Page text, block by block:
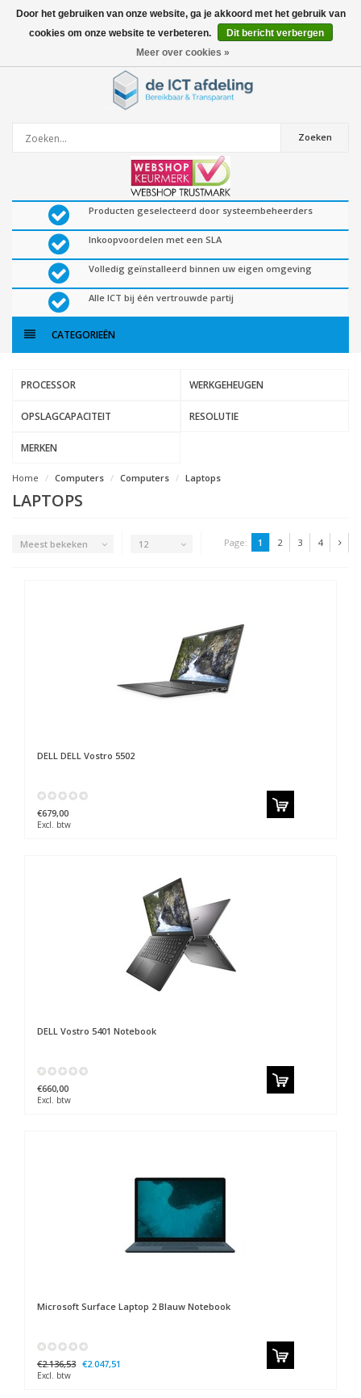
0artikelen
Zoeken
Producten geselecteerd door systeembeheerders
Inkoopvoordelen met een SLA
Volledig geïnstalleerd binnen uw eigen omgeving
Alle ICT bij één vertrouwde partij
CATEGORIEËN
PROCESSOR WERKGEHEUGEN
OPSLAGCAPACITEIT RESOLUTIE
MERKEN
Home Computers Computers Laptops
LAPTOPS
Meest bekeken 12 Page: 1 2 3 4
DELL DELL Vostro 5502
€679,00
Excl. btw
DELL Vostro 5401 Notebook
€660,00
Excl. btw
Microsoft Surface Laptop 2 Blauw Notebook
€2.136,53 €2.047,51
Excl. btw
Door het gebruiken van onze website, ga je akkoord met het gebruik van
cookies om onze website te verbeteren.
Dit bericht verbergen
Meer over cookies »